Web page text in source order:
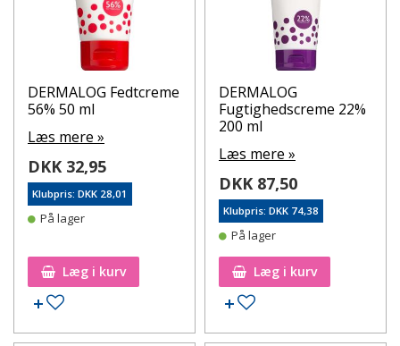
DERMALOG Fedtcreme
56% 50 ml
Læs mere »
DKK 32,95
Klubpris: DKK 28,01
På lager
Læg i kurv
Tilføj til ønskeseddel
DERMALOG
Fugtighedscreme 22%
200 ml
Læs mere »
DKK 87,50
Klubpris: DKK 74,38
På lager
Læg i kurv
Tilføj til ønskeseddel